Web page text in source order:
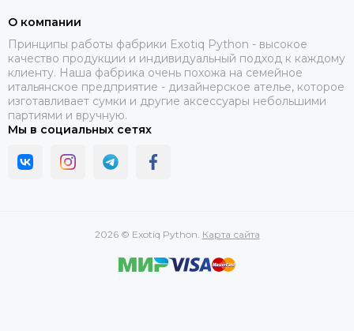
О компании
Принципы работы фабрики Exotiq Python - высокое
качество продукции и индивидуальный подход к каждому
клиенту. Наша фабрика очень похожа на семейное
итальянское предприятие - дизайнерское ателье, которое
изготавливает сумки и другие аксессуары небольшими
партиями и вручную.
Мы в социальных сетях
2026 © Exotiq Python. Карта сайта